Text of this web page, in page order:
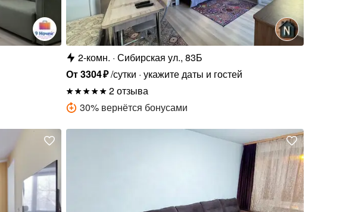
2-комн. Сибирская ул., 83Б
От3304₽/сутки укажите даты и гостей
2 отзыва
30% вернётся бонусами